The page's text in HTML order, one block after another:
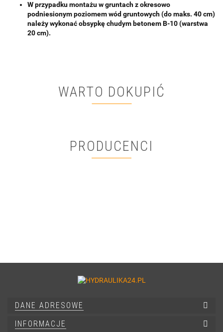
W przypadku montażu w gruntach z okresowo
podniesionym poziomem wód gruntowych (do maks. 40 cm)
należy wykonać obsypkę chudym betonem B-10 (warstwa
20 cm).
WARTO DOKUPIĆ
PRODUCENCI
DANE ADRESOWE
INFORMACJE